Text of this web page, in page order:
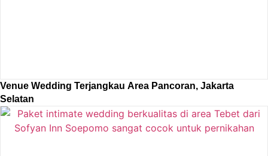
Venue Wedding Terjangkau Area Pancoran, Jakarta
Selatan